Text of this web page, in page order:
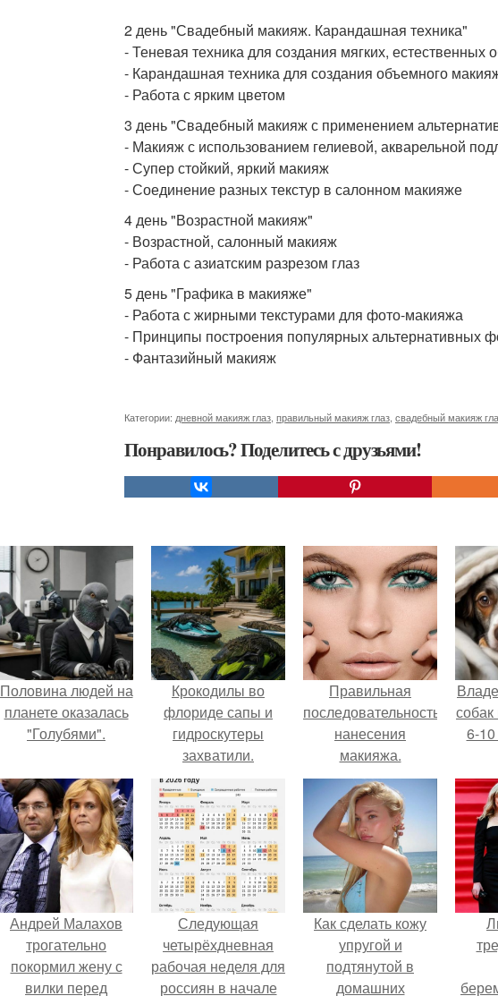
2 день "Свадебный макияж. Карандашная техника"
- Теневая техника для создания мягких, естественных
- Карандашная техника для создания объемного
- Работа с ярким цветом
3 день "Свадебный макияж с применением
- Макияж с использованием гелиевой, акварельной
- Супер стойкий, яркий макияж
- Соединение разных текстур в салонном макияже
4 день "Возрастной макияж"
- Возрастной, салонный макияж
- Работа с азиатским разрезом глаз
5 день "Графика в макияже"
- Работа с жирными текстурами для фото-макияжа
- Принципы построения популярных альтернативных
- Фантазийный макияж
Категории: дневной макияж глаз правильный макияж глаз свадебный макияж
Понравилось? Поделитесь с друзьями!
Половина людей на
планете оказалась
"Голубями".
Крокодилы во
флориде сапы и
гидроскутеры
захватили.
Правильная
последовательность
нанесения
макияжа.
собак
6-
Андрей Малахов
трогательно
покормил жену с
вилки перед
Следующая
четырёхдневная
рабочая неделя для
россиян в начале
Как сделать кожу
упругой и
подтянутой в
домашних